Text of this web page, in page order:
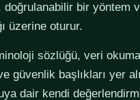
doğrulanabilir bir yöntem
üzerine oturur.
sözlüğü, veri
güvenlik başlıkları yer
dair kendi